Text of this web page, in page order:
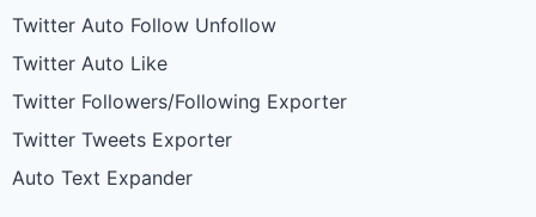
Twitter Auto Follow Unfollow
Twitter Auto Like
Twitter Followers/Following Exporter
Twitter Tweets Exporter
Auto Text Expander